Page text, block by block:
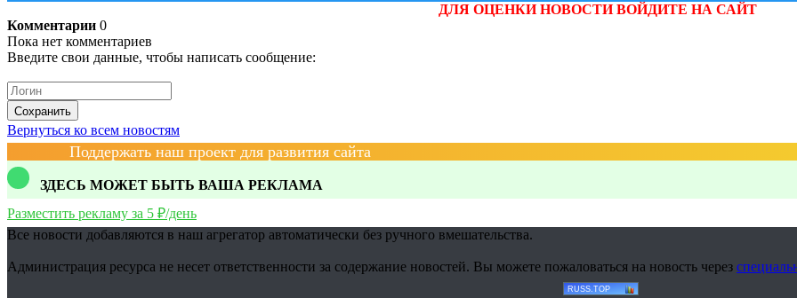
ДЛЯ ОЦЕНКИ НОВОСТИ ВОЙДИТЕ НА САЙТ
Комментарии 0
Пока нет комментариев
Введите свои данные, чтобы написать сообщение:
Сохранить
Вернуться ко всем новостям
Поддержать наш проект для развития сайта
ЗДЕСЬ МОЖЕТ БЫТЬ ВАША РЕКЛАМА
Разместить рекламу за 5 ₽/день
Все новости добавляются в наш агрегатор автоматически без ручного вмешательства.
Администрация ресурса не несет ответственности за содержание новостей. Вы можете пожаловаться на новость через